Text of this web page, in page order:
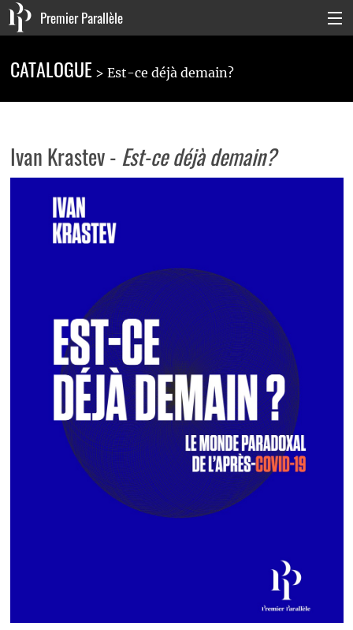
Premier Parallèle
Agenda & actualités
Connexion
CATALOGUE Est-ce déjà demain?
Ivan Krastev - Est-ce déjà demain?